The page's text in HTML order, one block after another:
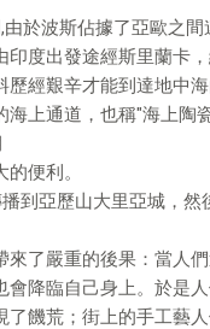
於波斯佔據了亞歐之
度出發途經斯里蘭卡
經艱辛才能到達地中海
上通道，也稱"海上陶
便利。
到亞歷山大里亞城，然
了嚴重的後果：當人
降臨自己身上。於是
饑荒；街上的手工藝